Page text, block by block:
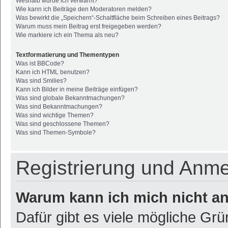
Wie kann ich Beiträge den Moderatoren melden?
Was bewirkt die „Speichern“-Schaltfläche beim Schreiben eines Beitrags?
Warum muss mein Beitrag erst freigegeben werden?
Wie markiere ich ein Thema als neu?
Textformatierung und Thementypen
Was ist BBCode?
Kann ich HTML benutzen?
Was sind Smilies?
Kann ich Bilder in meine Beiträge einfügen?
Was sind globale Bekanntmachungen?
Was sind Bekanntmachungen?
Was sind wichtige Themen?
Was sind geschlossene Themen?
Was sind Themen-Symbole?
Registrierung und
Warum kann ich mich nicht
Dafür gibt es viele mögliche